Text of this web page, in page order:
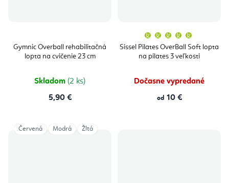
Gymnic Overball rehabilitačná
lopta na cvičenie 23 cm
Skladom (2 ks)
5,90 €
Sissel Pilates OverBall Soft lopta
na pilates 3 veľkosti
produktu
je
5,0
Dočasne vypredané
od 10 €
Červená Modrá Žltá